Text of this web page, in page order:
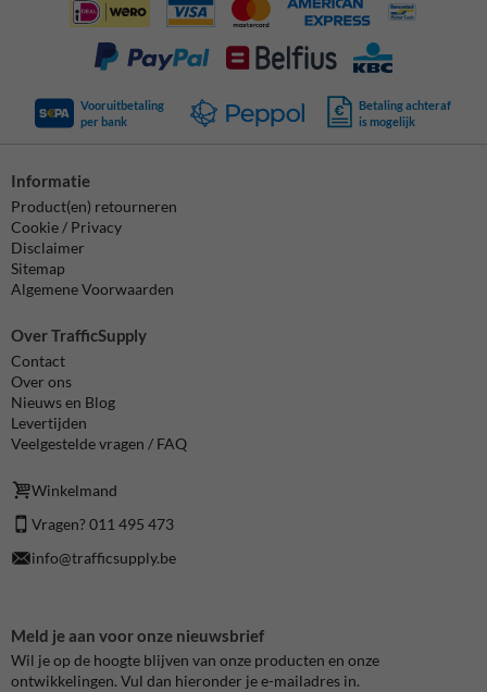
Vooruitbetaling
per bank
Betaling achteraf
is mogelijk
Informatie
Product(en) retourneren
Cookie / Privacy
Disclaimer
Sitemap
Algemene Voorwaarden
Over TrafficSupply
Contact
Over ons
Nieuws en Blog
Levertijden
Veelgestelde vragen / FAQ
Winkelmand
Vragen? 011 495 473
info@trafficsupply.be
Meld je aan voor onze nieuwsbrief
Wil je op de hoogte blijven van onze producten en onze
ontwikkelingen. Vul dan hieronder je e-mailadres in.